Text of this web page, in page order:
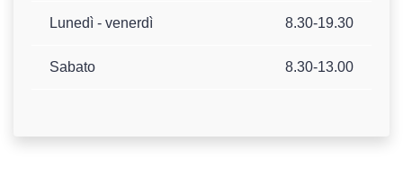
Lunedì - venerdì 8.30-19.30
Sabato 8.30-13.00